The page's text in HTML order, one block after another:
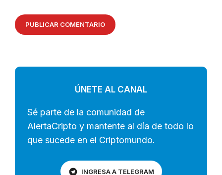
ÚNETE AL CANAL
Sé parte de la comunidad de
AlertaCripto y mantente al día de todo lo
que sucede en el Criptomundo.
INGRESA A TELEGRAM